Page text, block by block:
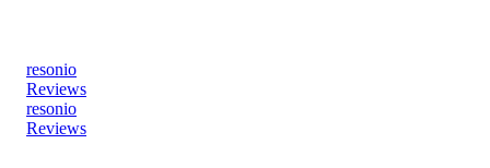
resonio
Reviews
resonio
Reviews